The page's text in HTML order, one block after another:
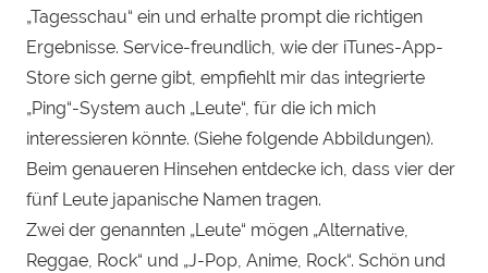
„Tagesschau“ ein und erhalte prompt die richtigen
Ergebnisse. Service-freundlich, wie der iTunes-App-
Store sich gerne gibt, empfiehlt mir das integrierte
„Ping“-System auch „Leute“, für die ich mich
interessieren könnte. (Siehe folgende Abbildungen).
Beim genaueren Hinsehen entdecke ich, dass vier der
fünf Leute japanische Namen tragen.
Zwei der genannten „Leute“ mögen „Alternative,
Reggae, Rock“ und „J-Pop, Anime, Rock“. Schön und